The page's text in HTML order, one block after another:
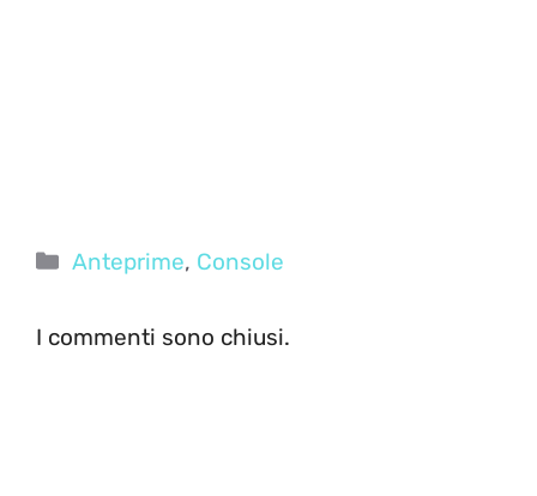
Categorie
Anteprime, Console
I commenti sono chiusi.